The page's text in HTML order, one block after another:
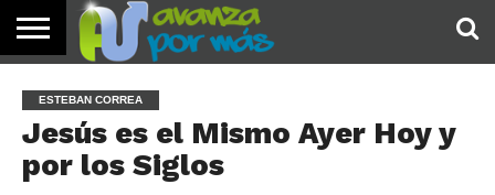
PALABRA
DE HOY
DEVOCIONALES
NOTICIAS
TESTIMONIOS
ORACIONES
SOBRE
NOSOTROS
IMÁGENES
ESTEBAN CORREA
Jesús es el Mismo Ayer Hoy y
por los Siglos